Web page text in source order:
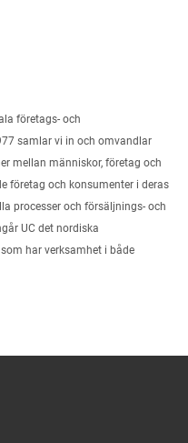
företags- och
samlar vi in och omvandlar
mellan människor, företag och
företag och konsumenter i deras
processer och försäljnings- och
UC det nordiska
som har verksamhet i både